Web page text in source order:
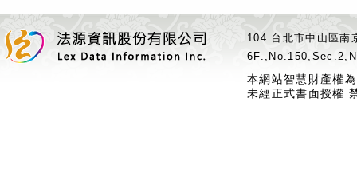
104 台北市中山區
本網站智慧財產權
未經正式書面授權